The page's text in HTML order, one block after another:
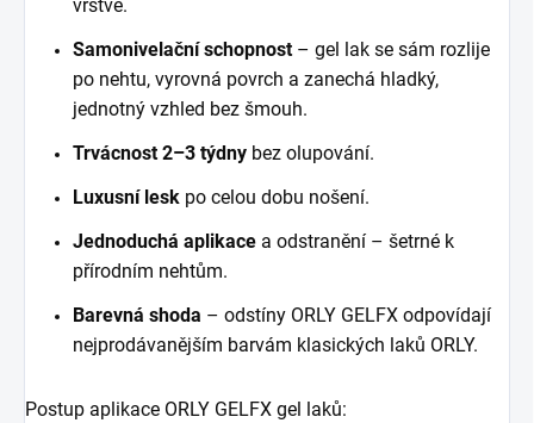
vrstvě.
Samonivelační schopnost– gel lak se sám rozlije
po nehtu, vyrovná povrch a zanechá hladký,
jednotný vzhled bez šmouh.
Trvácnost2–3 týdny bez olupování.
Luxusní lesk po celou dobu nošení.
Jednoduchá aplikace a odstranění – šetrné k
přírodním nehtům.
Barevná shoda – odstíny ORLY GELFX odpovídají
nejprodávanějším barvám klasických laků ORLY.
Postup aplikace ORLY GELFX gel laků: